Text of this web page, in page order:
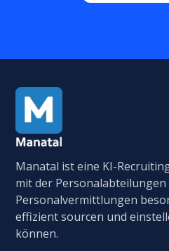
Manatal ist eine KI-
mit der Personalabteilungen
Personalvermittlungen
effizient sourcen und
können.